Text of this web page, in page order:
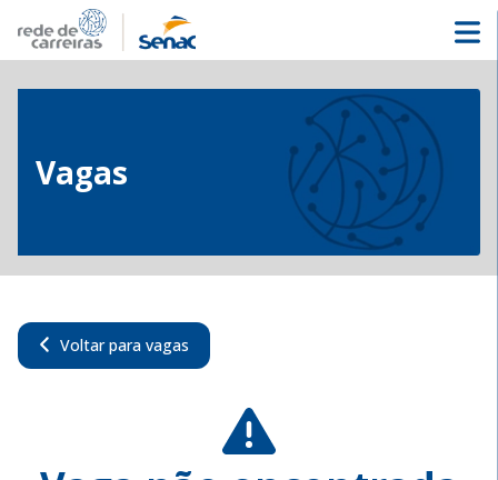
Vagas
Voltar para vagas